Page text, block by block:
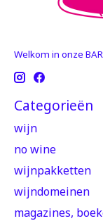
Welkom in onze
Categorieën
wijn
no wine
wijnpakketten
wijndomeinen
magazines,